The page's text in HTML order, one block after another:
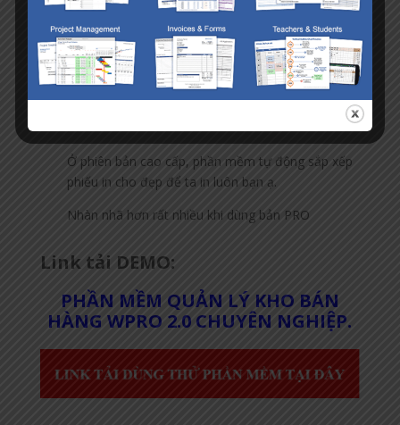
B1: Bạn nhập số phiếu nhập/ số phiếu xuất thì tự
động phần mềm sẽ lấy dữ liệu liên quan đến phiếu
nhập/ xuất đó để điền vào form.
Ở phiên bản cao cấp, phần mềm tự động sắp xếp
phiếu in cho đẹp để ta in luôn bạn ạ.
Nhàn nhã hơn rất nhiều khi dùng bản PRO
Link tải DEMO:
PHẦN MỀM QUẢN LÝ KHO BÁN
HÀNG WPRO 2.0 CHUYÊN NGHIỆP.